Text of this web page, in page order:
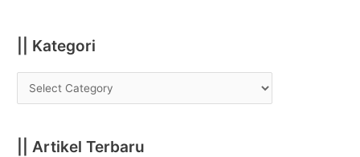
|| Kategori
|| Artikel Terbaru